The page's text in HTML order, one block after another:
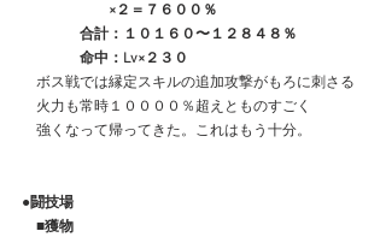
×２＝７６００％
合計：１０１６０〜１２８４８％
命中：Lv×２３０
ボス戦では縁定スキルの追加攻撃がもろに刺さる
火力も常時１００００％超えとものすごく
強くなって帰ってきた。これはもう十分。
●闘技場
■獲物